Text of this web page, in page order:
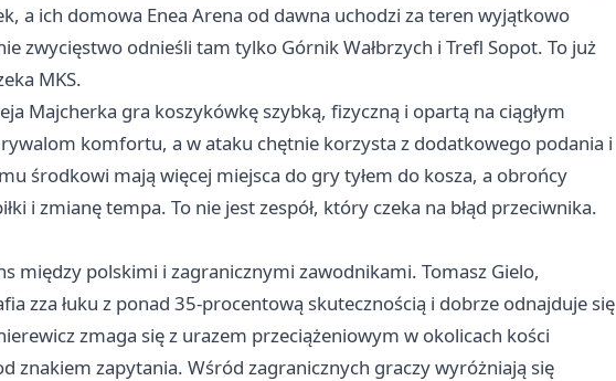
a ich domowa Enea Arena od dawna uchodzi za teren wyjątkowo
zwycięstwo odnieśli tam tylko GórnikWałbrzych i Trefl Sopot. To już
MKS.
Majcherka gra koszykówkę szybką, fizyczną i opartą na ciągłym
komfortu, a w ataku chętnie korzysta z dodatkowego podania i
środkowi mają więcej miejsca do gry tyłem do kosza, a obrońcy
i zmianę tempa. To nie jest zespół, który czeka na błąd przeciwnika.
między polskimi i zagranicznymi zawodnikami. Tomasz Gielo,
zza łuku z ponad 35-procentową skutecznością i dobrze odnajduje się
zmaga się z urazem przeciążeniowym w okolicach kości
znakiem zapytania. Wśród zagranicznych graczy wyróżniają się